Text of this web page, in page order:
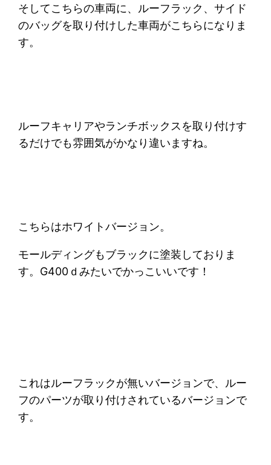
そしてこちらの車両に、ルーフラック、サイド
のバッグを取り付けした車両がこちらになりま
す。
ルーフキャリアやランチボックスを取り付けす
るだけでも雰囲気がかなり違いますね。
こちらはホワイトバージョン。
モールディングもブラックに塗装しておりま
す。G400ｄみたいでかっこいいです！
これはルーフラックが無いバージョンで、ルー
フのパーツが取り付けされているバージョンで
す。